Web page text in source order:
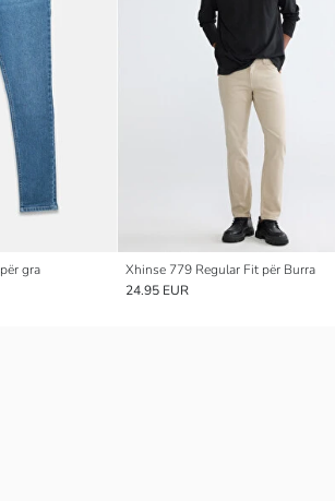
gra
Xhinse 779 Regular Fit për Burra
24.95 EUR